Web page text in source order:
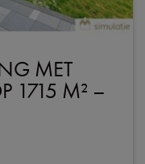
MET
1715 M² –